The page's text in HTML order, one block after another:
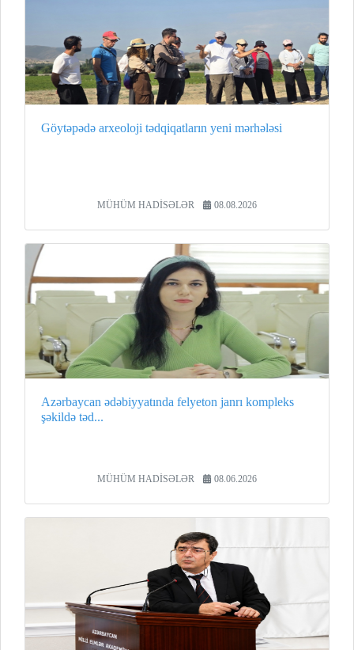
Göytəpədə arxeoloji tədqiqatların yeni mərhələsi
MÜHÜM HADİSƏLƏR 08.08.2026
Azərbaycan ədəbiyyatında felyeton janrı kompleks
şəkildə təd...
MÜHÜM HADİSƏLƏR 08.06.2026